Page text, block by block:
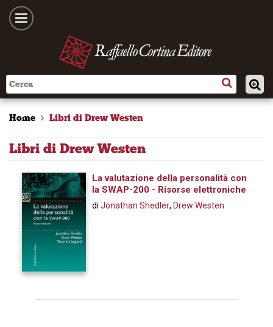
Home Libri di Drew Westen
Libri di Drew Westen
La valutazione della personalità con
la SWAP-200 - Risorse elettroniche
di Jonathan Shedler, Drew Westen